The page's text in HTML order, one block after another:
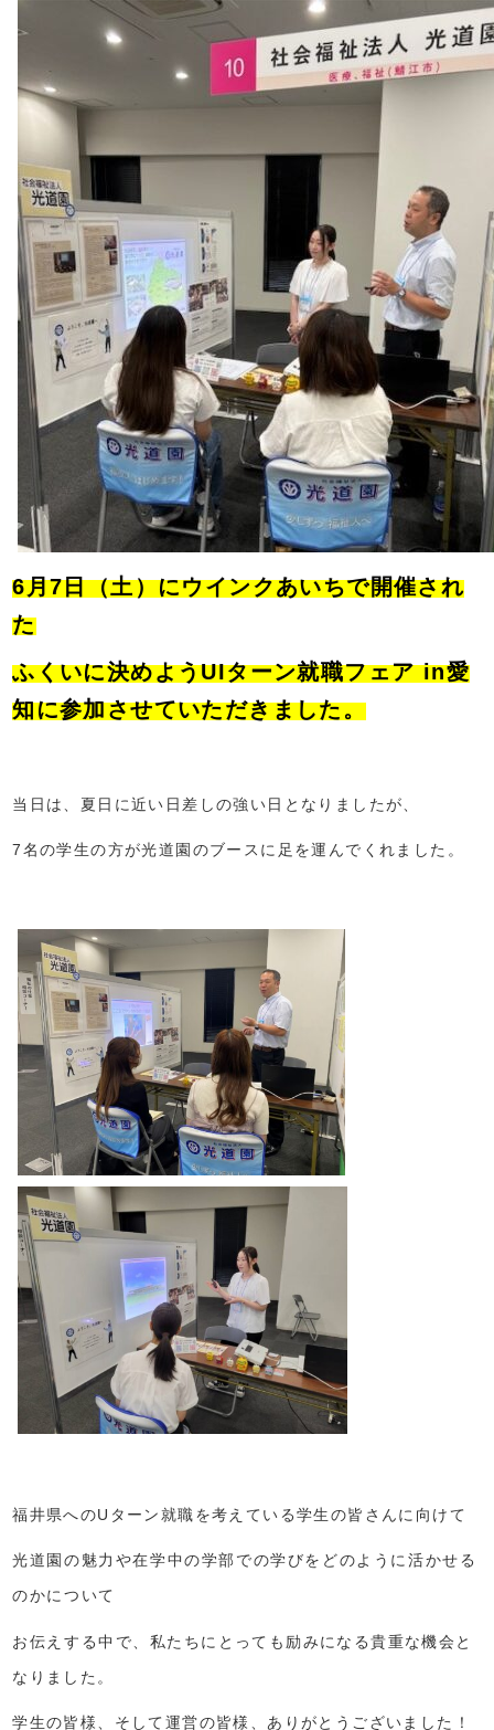
6月7日（土）にウインクあいちで開催され
た
ふくいに決めようUIターン就職フェア in愛
知に参加させていただきました。
当日は、夏日に近い日差しの強い日となりましたが、
7名の学生の方が光道園のブースに足を運んでくれました。
福井県へのUターン就職を考えている学生の皆さんに向けて
光道園の魅力や在学中の学部での学びをどのように活かせる
のかについて
お伝えする中で、 私たちにとっても励みになる貴重な機会と
なりました。
学生の皆様、そして運営の皆様、ありがとうございました！